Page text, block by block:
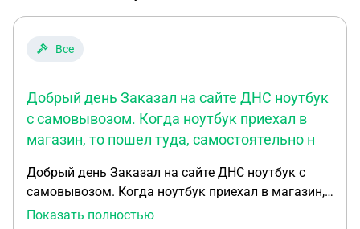
Все
Добрый день Заказал на сайте ДНС ноутбук
с самовывозом. Когда ноутбук приехал в
магазин, то пошел туда, самостоятельно н
Добрый день Заказал на сайте ДНС ноутбук с
самовывозом. Когда ноутбук приехал в магазин,
то пошел туда, самостоятельно на кассе
Показать полностью